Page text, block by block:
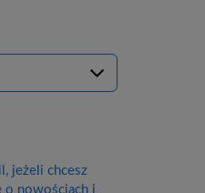
jeżeli chcesz
o nowościach i